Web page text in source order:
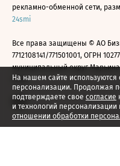
На нашем сайте
персонализации. Продолжая
подтверждаете свое согласие
и технологий персонализации
отношении обработки
рекламно-обменной сети,
24smi
Все права защищены © АО
7712108141/771501001, ОГРН
муниципальный округ
2026